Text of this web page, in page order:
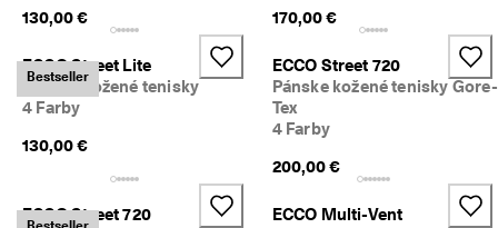
130,00 €
170,00 €
Bestseller
ECCO Street Lite
Pánske kožené tenisky
4 Farby
130,00 €
ECCO Street 720
Pánske kožené tenisky Gore-
Tex
4 Farby
200,00 €
ECCO Street 720
ECCO Multi-Vent